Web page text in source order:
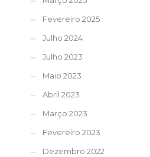
Fevereiro 2025
Julho 2024
Julho 2023
Maio 2023
Abril 2023
Março 2023
Fevereiro 2023
Dezembro 2022